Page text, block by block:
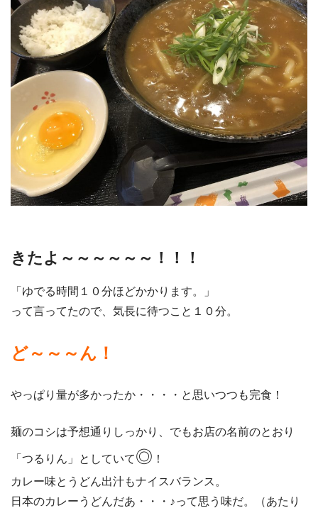
きたよ～～～～～～！！！
「ゆでる時間１０分ほどかかります。」
って言ってたので、気長に待つこと１０分。
ど～～～ん！
やっぱり量が多かったか・・・・と思いつつも完食！
麺のコシは予想通りしっかり、でもお店の名前のとおり
「つるりん」としていて◎ ！
カレー味とうどん出汁もナイスバランス。
日本のカレーうどんだあ・・・♪って思う味だ。（あたり